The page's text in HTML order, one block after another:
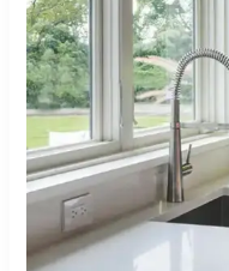
Hindi
para
taladrado
de
piedra:
cómo
elegir
la
solución
adecuada